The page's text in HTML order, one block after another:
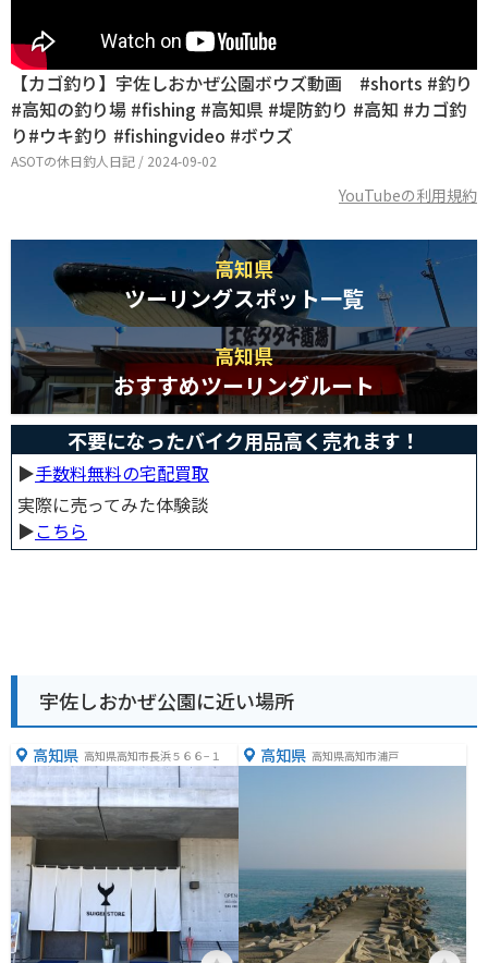
【カゴ釣り】宇佐しおかぜ公園ボウズ動画 #shorts #釣り
#高知の釣り場 #fishing #高知県 #堤防釣り #高知 #カゴ釣
り#ウキ釣り #fishingvideo #ボウズ
ASOTの休日釣人日記 / 2024-09-02
YouTubeの利用規約
高知県
ツーリングスポット一覧
高知県
おすすめツーリングルート
不要になったバイク用品高く売れます！
▶︎手数料無料の宅配買取
実際に売ってみた体験談
▶︎こちら
宇佐しおかぜ公園に近い場所
高知県 高知県高知市長浜５６６−１ 高知県 高知県高知市浦戸